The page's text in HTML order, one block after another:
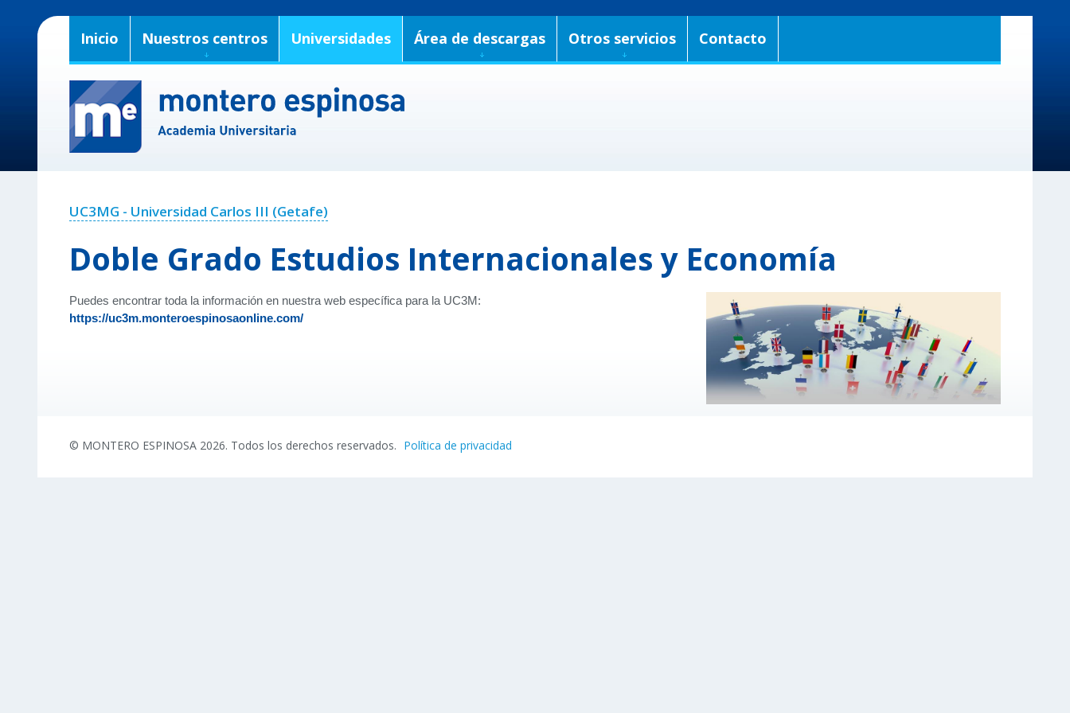
Inicio Nuestros centros Universidades Área de descargas Otros servicios Contacto
UC3MG - Universidad Carlos III (Getafe)
Doble Grado Estudios Internacionales y Economía
Puedes encontrar toda la información en nuestra web específica para la UC3M:
https://uc3m.monteroespinosaonline.com/
© MONTERO ESPINOSA 2026. Todos los derechos reservados. Política de privacidad